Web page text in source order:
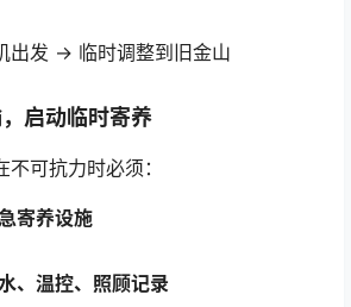
出发 → 临时调整到旧金山
启动临时寄养
可抗力时必须：
寄养设施
、温控、照顾记录